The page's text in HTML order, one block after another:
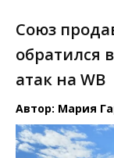
Союз
обратился
атак на WB
Автор: Мария